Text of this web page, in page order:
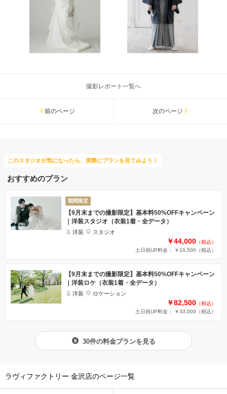
撮影レポート一覧へ
前のページ 次のページ
このスタジオが気になったら、実際にプランを見てみよう！
おすすめのプラン
期間限定
【9月末までの撮影限定】基本料50%OFFキャンペーン
｜洋装スタジオ（衣装1着・全データ）
洋装 スタジオ
￥44,000 （税込）
土日祝UP料金： ￥16,500 （税込）
【9月末までの撮影限定】基本料50%OFFキャンペーン
｜洋装ロケ（衣装1着・全データ）
洋装 ロケーション
￥82,500 （税込）
土日祝UP料金： ￥33,000 （税込）
30件の料金プランを見る
ラヴィファクトリー 金沢店のページ一覧